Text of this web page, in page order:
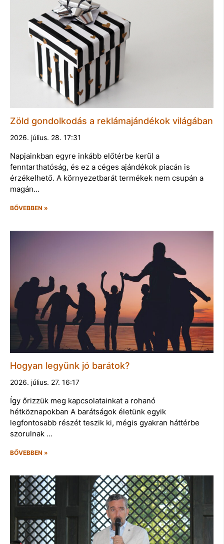
Zöld gondolkodás a reklámajándékok világában
2026. július. 28. 17:31
Napjainkban egyre inkább előtérbe kerül a
fenntarthatóság, és ez a céges ajándékok piacán is
érzékelhető. A környezetbarát termékek nem csupán a
magán…
BŐVEBBEN »
Hogyan legyünk jó barátok?
2026. július. 27. 16:17
Így őrizzük meg kapcsolatainkat a rohanó
hétköznapokban A barátságok életünk egyik
legfontosabb részét teszik ki, mégis gyakran háttérbe
szorulnak …
BŐVEBBEN »